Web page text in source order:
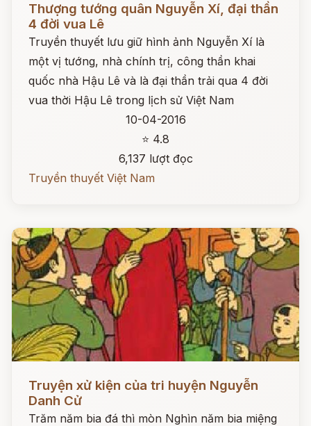
Thượng tướng quân Nguyễn Xí, đại thần
4 đời vua Lê
Truyền thuyết lưu giữ hình ảnh Nguyễn Xí là
một vị tướng, nhà chính trị, công thần khai
quốc nhà Hậu Lê và là đại thần trải qua 4 đời
vua thời Hậu Lê trong lịch sử Việt Nam
10-04-2016
⭐ 4.8
6,137 lượt đọc
Truyền thuyết Việt Nam
Truyện xử kiện của tri huyện Nguyễn
Danh Cử
Trăm năm bia đá thì mòn Nghìn năm bia miệng